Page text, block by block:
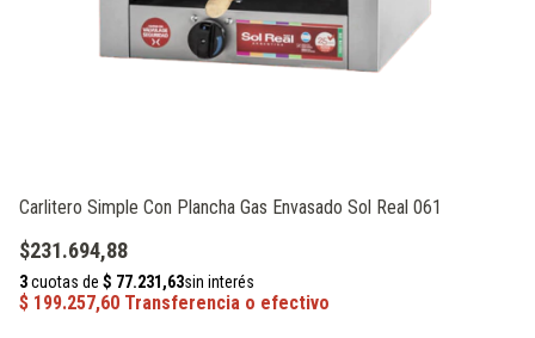
Carlitero Simple Con Plancha Gas Envasado Sol Real 061
$231.694,88